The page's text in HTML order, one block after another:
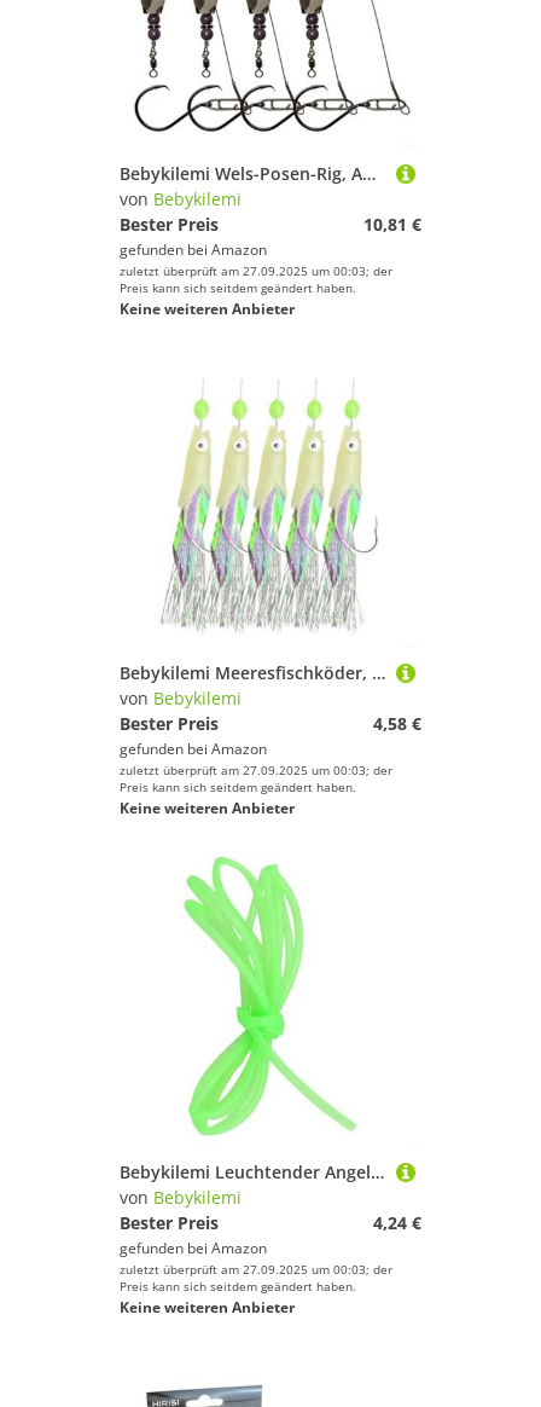
Bebykilemi Wels-Posen-Rig, Angel-Bobber mit Kreishaken, 4 Stück, für EVA-Schaum-Rasselposen, vormontiert, mit Haken aus Karbonstahl und Drehgelenk, Anti-Verhedderung, Grau
von Bebykilemi
Bester Preis
10,81 €
gefunden bei Amazon
zuletzt überprüft am 27.09.2025 um 00:03; der
Preis kann sich seitdem geändert haben.
Keine weiteren Anbieter
Bebykilemi Meeresfischköder, tiefes Wasser, mehrere Haken, Karbonstahl, leuchtende Haken, Barsch, Dorsch, Salzwasser, Angelausrüstung, Nachtangeln, Ausrüstung mit Schnappverbindungen, 5-teiliges Set
von Bebykilemi
Bester Preis
4,58 €
gefunden bei Amazon
zuletzt überprüft am 27.09.2025 um 00:03; der
Preis kann sich seitdem geändert haben.
Keine weiteren Anbieter
Bebykilemi Leuchtender Angelschlauch, leuchtet im Dunkeln, PVC-Schnurschutz, Nachtangeln, Vorfachschlauch, Tiefsee-Lockstoff, Drahtseil, ID, 0,8–2 mm, Terminal-Ausrüstung (1,5 mm x 1,5 m)
von Bebykilemi
Bester Preis
4,24 €
gefunden bei Amazon
zuletzt überprüft am 27.09.2025 um 00:03; der
Preis kann sich seitdem geändert haben.
Keine weiteren Anbieter